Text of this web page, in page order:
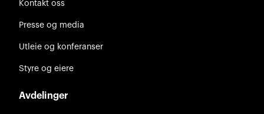
Kontakt oss
Presse og media
Utleie og konferanser
Styre og eiere
Avdelinger